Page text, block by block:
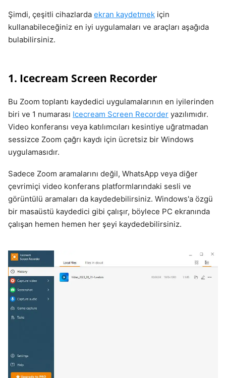
Şimdi, çeşitli cihazlarda ekran kaydetmek için
kullanabileceğiniz en iyi uygulamaları ve araçları aşağıda
bulabilirsiniz.
1. Icecream Screen Recorder
Bu Zoom toplantı kaydedici uygulamalarının en iyilerinden
biri ve 1 numarası Icecream Screen Recorder yazılımıdır.
Video konferansı veya katılımcıları kesintiye uğratmadan
sessizce Zoom çağrı kaydı için ücretsiz bir Windows
uygulamasıdır.
Sadece Zoom aramalarını değil, WhatsApp veya diğer
çevrimiçi video konferans platformlarındaki sesli ve
görüntülü aramaları da kaydedebilirsiniz. Windows'a özgü
bir masaüstü kaydedici gibi çalışır, böylece PC ekranında
çalışan hemen hemen her şeyi kaydedebilirsiniz.